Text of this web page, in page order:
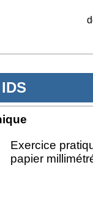
IDS
Exercice
papier